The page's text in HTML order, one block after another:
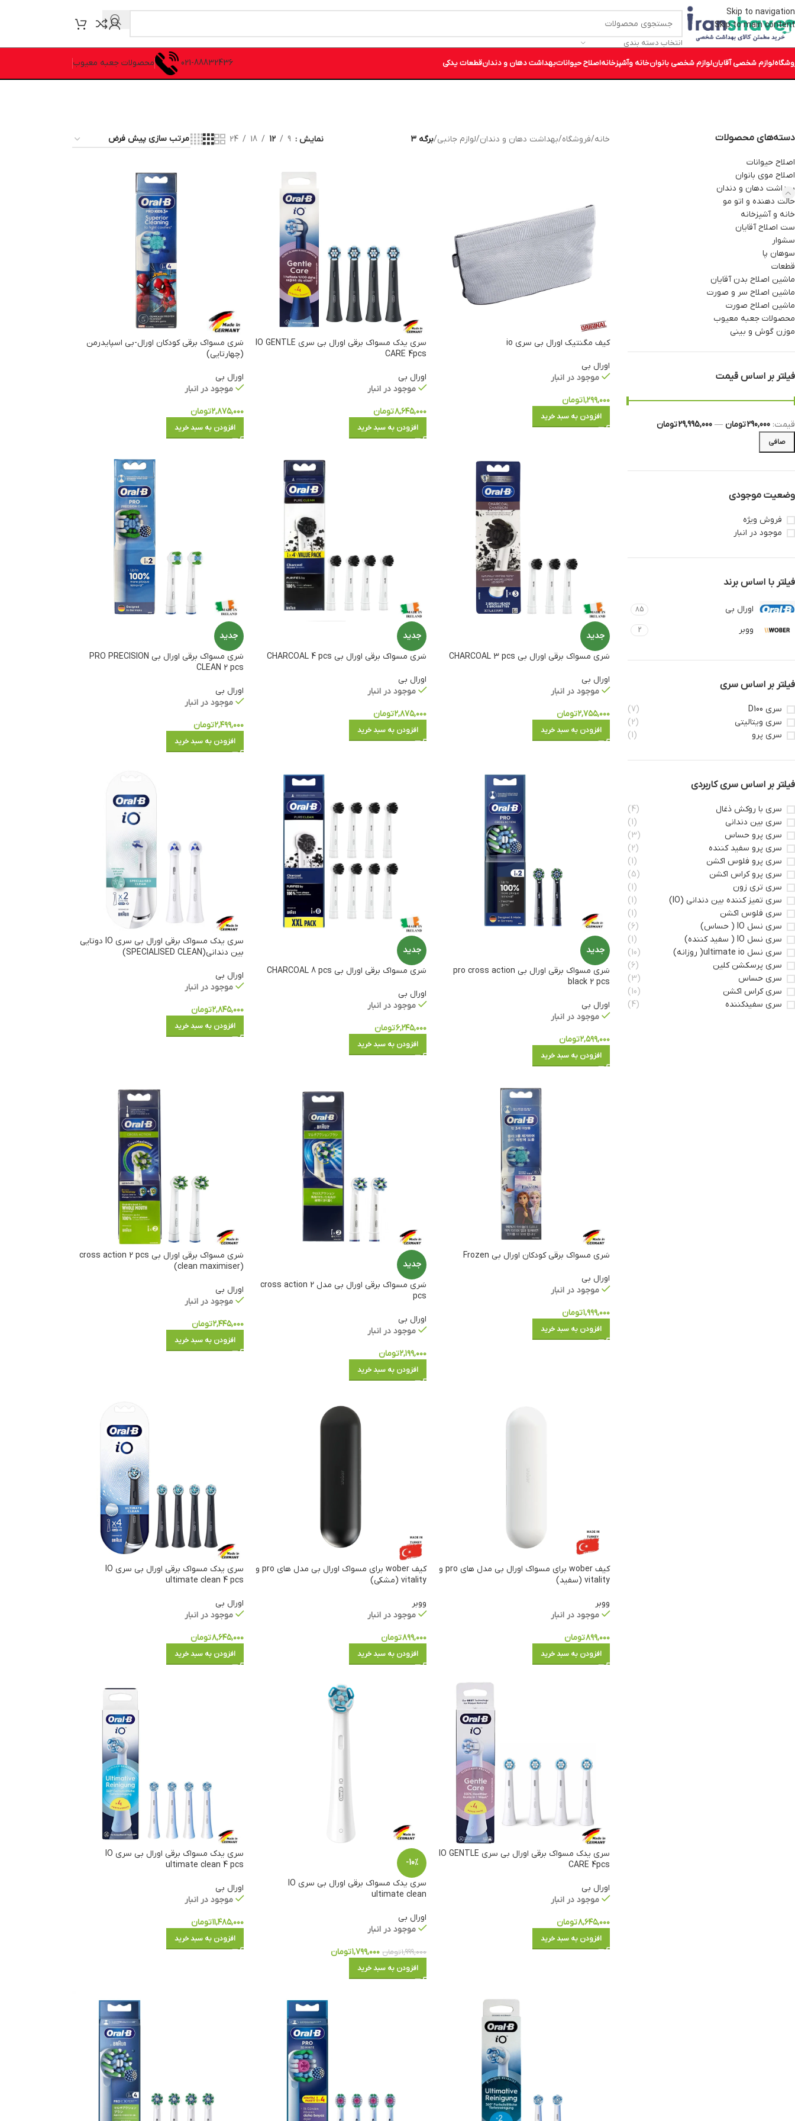
Skip to navigation
Skip to main content
انتخاب دسته بندی
لوازم شخصی آقایانلوازم شخصی بانوانخانه وآشپزخانهاصلاح حیواناتبهداشت دهان و دندانقطعات یدکی 021-88832436 محصولات جعبه معیوب
دسته‌های محصولات
اصلاح حیوانات
اصلاح موی بانوان
بهداشت دهان و دندان
حالت دهنده و اتو مو
خانه و آشپزخانه
ست اصلاح آقایان
سشوار
سوهان پا
قطعات
ماشین اصلاح بدن آقایان
ماشین اصلاح سر و صورت
ماشین اصلاح صورت
محصولات جعبه معیوب
موزن گوش و بینی
فیلتر بر اساس قیمت
صافی
قيمت: 290,000 تومان — 29,995,000 تومان
وضعیت موجودی
فروش ویژه
موجود در انبار
فیلتر با اساس برند
اورال بی 85
ووبر 2
فیلتر بر اساس سری
سری D100
(7)
سری ویتالیتی
(2)
سری پرو
(1)
فیلتر بر اساس سری کاربردی
سری با روکش ذغال
(4)
سری بین دندانی
(1)
سری پرو حساس
(3)
سری پرو سفید کننده
(2)
سری پرو فلوس اکشن
(1)
سری پرو کراس اکشن
(5)
سری تری زون
(1)
سری تمیز کننده بین دندانی (IO)
(1)
سری فلوس اکشن
(1)
سری نسل IO ( حساس)
(6)
سری نسل IO ( سفید کننده)
(1)
سری نسل ultimate io( روزانه)
(10)
سری پرسکشن کلین
(6)
سری حساس
(3)
سری کراس اکشن
(10)
سری سفیدکننده
(4)
خانه/فروشگاه/بهداشت دهان و دندان/لوازم جانبی/برگه 3 نمایش 9
12
18
24
کیف مگنتیک اورال بی سری io
اورال بی
موجود در انبار
۱,۲۹۹,۰۰۰تومان
افزودن به سبد خرید
سری یدک مسواک برقی اورال بی سری IO GENTLE
CARE 4pcs
اورال بی
موجود در انبار
۸,۶۴۵,۰۰۰تومان
افزودن به سبد خرید
سَری مسواک برقی کودکان اورال-بی اسپایدرمن
(چهارتایی)
اورال بی
موجود در انبار
۲,۸۷۵,۰۰۰تومان
افزودن به سبد خرید
جدید
سَری مسواک برقی اورال بی CHARCOAL 3 pcs
اورال بی
موجود در انبار
۲,۷۵۵,۰۰۰تومان
افزودن به سبد خرید
جدید
سَری مسواک برقی اورال بی CHARCOAL 4 pcs
اورال بی
موجود در انبار
۲,۸۷۵,۰۰۰تومان
افزودن به سبد خرید
جدید
سَری مسواک برقی اورال بی PRO PRECISION
CLEAN 2 pcs
اورال بی
موجود در انبار
۲,۴۹۹,۰۰۰تومان
افزودن به سبد خرید
جدید
سَری مسواک برقی اورال بی pro cross action
black 2 pcs
اورال بی
موجود در انبار
۲,۵۹۹,۰۰۰تومان
افزودن به سبد خرید
جدید
سَری مسواک برقی اورال بی CHARCOAL 8 pcs
اورال بی
موجود در انبار
۶,۲۴۵,۰۰۰تومان
افزودن به سبد خرید
سری یدک مسواک برقی اورال بی سری IO دوتایی
بین دندانی(SPECIALISED CLEAN)
اورال بی
موجود در انبار
۲,۸۴۵,۰۰۰تومان
افزودن به سبد خرید
سَری مسواک برقی کودکان اورال بی Frozen
اورال بی
موجود در انبار
۱,۹۹۹,۰۰۰تومان
افزودن به سبد خرید
جدید
سَری مسواک برقی اورال بی مدل cross action 2
pcs
اورال بی
موجود در انبار
۲,۱۹۹,۰۰۰تومان
افزودن به سبد خرید
سَری مسواک برقی اورال بی cross action 2 pcs
(clean maximiser)
اورال بی
موجود در انبار
۲,۴۴۵,۰۰۰تومان
افزودن به سبد خرید
کیف wober برای مسواک اورال بی مدل های pro و
vitality (سفید)
ووبر
موجود در انبار
۸۹۹,۰۰۰تومان
افزودن به سبد خرید
کیف wober برای مسواک اورال بی مدل های pro و
vitality (مشکی)
ووبر
موجود در انبار
۸۹۹,۰۰۰تومان
افزودن به سبد خرید
سری یدک مسواک برقی اورال بی سری IO
ultimate clean 4 pcs
اورال بی
موجود در انبار
۸,۶۴۵,۰۰۰تومان
افزودن به سبد خرید
سری یدک مسواک برقی اورال بی سری IO GENTLE
CARE 4pcs
اورال بی
موجود در انبار
۸,۶۴۵,۰۰۰تومان
افزودن به سبد خرید
-10%
سری یدک مسواک برقی اورال بی سری IO
ultimate clean
اورال بی
موجود در انبار
۱,۹۹۹,۰۰۰تومان ۱,۷۹۹,۰۰۰تومان
افزودن به سبد خرید
سری یدک مسواک برقی اورال بی سری IO
ultimate clean 4 pcs
اورال بی
موجود در انبار
۱۱,۴۸۵,۰۰۰تومان
افزودن به سبد خرید